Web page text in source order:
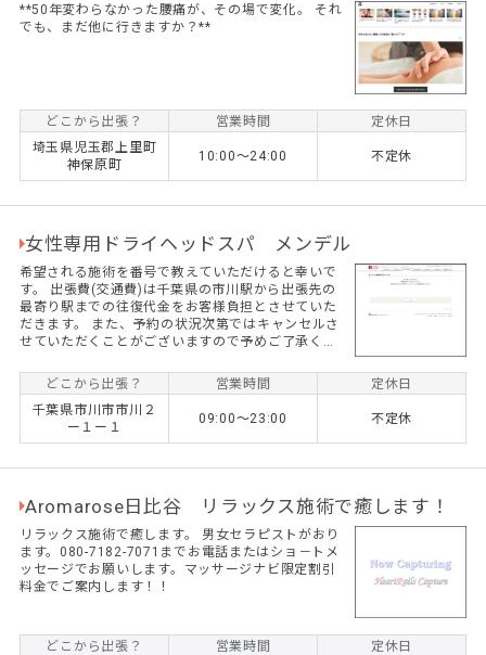
**50年変わらなかった腰痛が、その場で変化。 それ
でも、まだ他に行きますか？**
どこから出張？ 営業時間
定休日
埼玉県児玉郡上里町
神保原町
10:00〜24:00 不定休
女性専用ドライヘッドスパ メンデル
希望される施術を番号で教えていただけると幸いで
す。 出張費(交通費)は千葉県の市川駅から出張先の
最寄り駅までの往復代金をお客様負担とさせていた
だきます。 また、予約の状況次第ではキャンセルさ
せていただくことがございますので予めご了承くだ
どこから出張？
営業時間
定休日
千葉県市川市市川２
ー１ー１
09:00～23:00 不定休
Aromarose日比谷 リラックス施術で癒します！
リラックス施術で癒します。 男女セラピストがおり
ます。080-7182-7071までお電話またはショ－トメ
ッセージでお願いします。マッサージナビ限定割引
料金でご案内します！！
どこから出張？ 営業時間 定休日